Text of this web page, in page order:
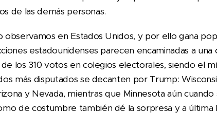
de las demás personas.
en Estados Unidos, y por ello gana
estadounidenses parecen encaminadas a
los 310 votos en colegios electorales, siendo el
más disputados se decanten por Trump:
y Nevada, mientras que Minnesota aún
de costumbre también dé la sorpresa y a